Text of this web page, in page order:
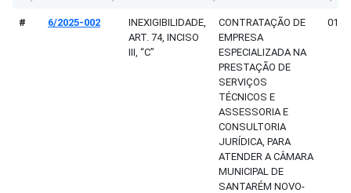
# NÚMERO MODALIDADE OBJETO
# 6/2025-002
INEXIGIBILIDADE,
ART. 74, INCISO
III, “C”
CONTRATAÇÃO DE
EMPRESA
ESPECIALIZADA NA
PRESTAÇÃO DE
SERVIÇOS
TÉCNICOS E
ASSESSORIA E
CONSULTORIA
JURÍDICA, PARA
ATENDER A CÂMARA
MUNICIPAL DE
SANTARÉM NOVO-
01/